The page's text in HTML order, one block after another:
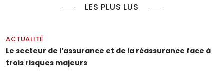
LES PLUS LUS
ACTUALITÉ
Le secteur de l’assurance et de la réassurance face à
trois risques majeurs